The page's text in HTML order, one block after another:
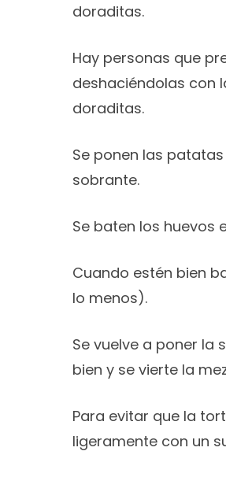
doraditas.
Hay personas que
deshaciéndolas con
doraditas.
Se ponen las
sobrante.
Se baten los huevos
Cuando estén bien
lo menos).
Se vuelve a poner
bien y se vierte la
Para evitar que la
ligeramente con un